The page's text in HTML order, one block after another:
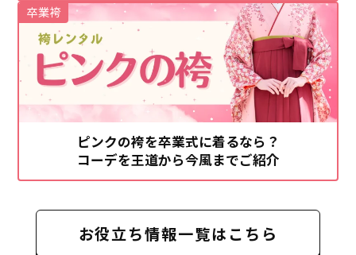
ピンクの袴を卒業式に着るなら？
コーデを王道から今風までご紹介
卒業袴
お役立ち情報一覧はこちら